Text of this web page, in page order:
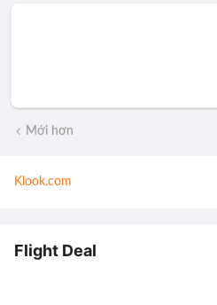
Mới hơn
Klook.com
Flight Deal